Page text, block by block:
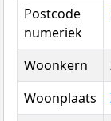
Postcode
numeriek
Woonkern
Woonplaats